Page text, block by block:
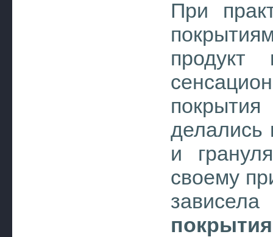
При
продукт
делались
и
своему
покрытия